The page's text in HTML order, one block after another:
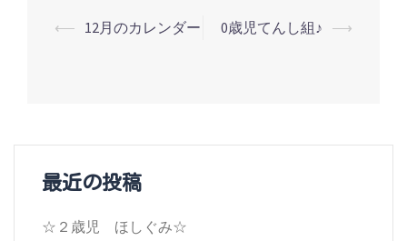
投
ー
シ
⟵ 12月のカレンダー 0歳児てんし組♪ ⟶
最近の投稿
☆２歳児 ほしぐみ☆